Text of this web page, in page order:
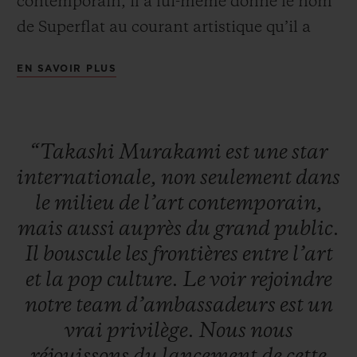
de Superflat au courant artistique qu’il a
Une première visite à la manufacture
d’horloger et le design de garde- temps. Ce
fut là le déclencheur d’un processus créatif
dont le résultat est la très innovante Classic
Fusion Takashi Murakami All Black,
inspirée de l’icône de Murakami, la fleur
humanisée. Celle-ci vit ici à la fois dans et
sur la montre. Grâce à un ingénieux
système de roulement à bille développé par
EN SAVOIR PLUS
“Takashi Murakami est une star
internationale, non seulement dans
le milieu de l’art contemporain,
mais aussi auprès du grand public.
Il bouscule les frontières entre l’art
et la pop culture. Le voir rejoindre
notre team d’ambassadeurs est un
vrai privilège. Nous nous